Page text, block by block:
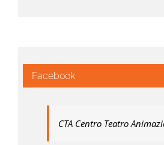
Facebook
CTA Centro Teatro